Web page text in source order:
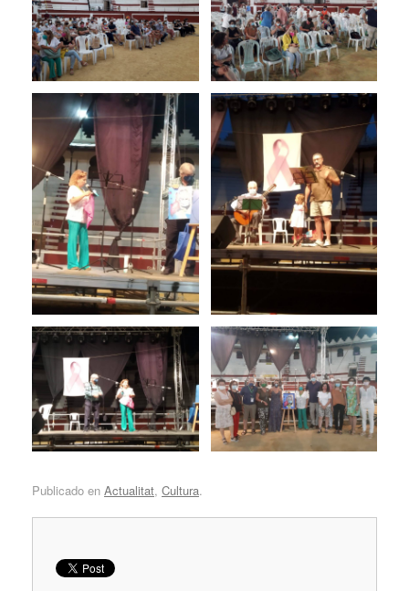
Publicado en Actualitat, Cultura.